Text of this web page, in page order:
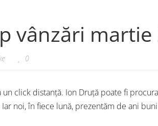
vânzări martie
0
click distanță. Ion Druță poate fi
noi, în fiece lună, prezentăm de ani